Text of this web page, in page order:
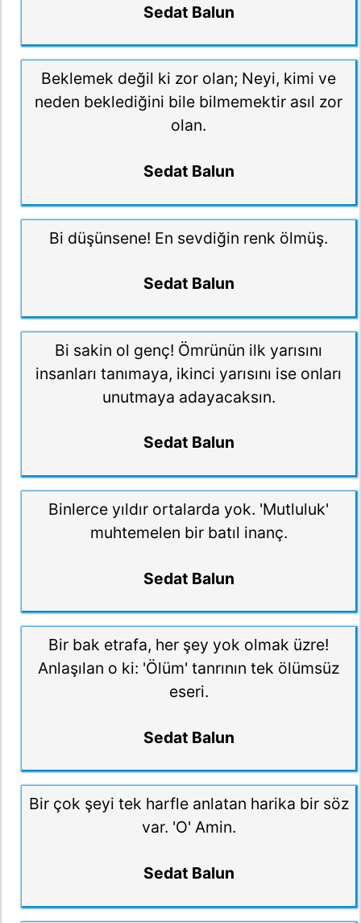
Sedat Balun
Beklemek değil ki zor olan; Neyi, kimi ve
neden beklediğini bile bilmemektir asıl zor
olan.
Sedat Balun
Bi düşünsene! En sevdiğin renk ölmüş.
Sedat Balun
Bi sakin ol genç! Ömrünün ilk yarısını
insanları tanımaya, ikinci yarısını ise onları
unutmaya adayacaksın.
Sedat Balun
Binlerce yıldır ortalarda yok. 'Mutluluk'
muhtemelen bir batıl inanç.
Sedat Balun
Bir bak etrafa, her şey yok olmak üzre!
Anlaşılan o ki: 'Ölüm' tanrının tek ölümsüz
eseri.
Sedat Balun
Bir çok şeyi tek harfle anlatan harika bir söz
var. 'O' Amin.
Sedat Balun